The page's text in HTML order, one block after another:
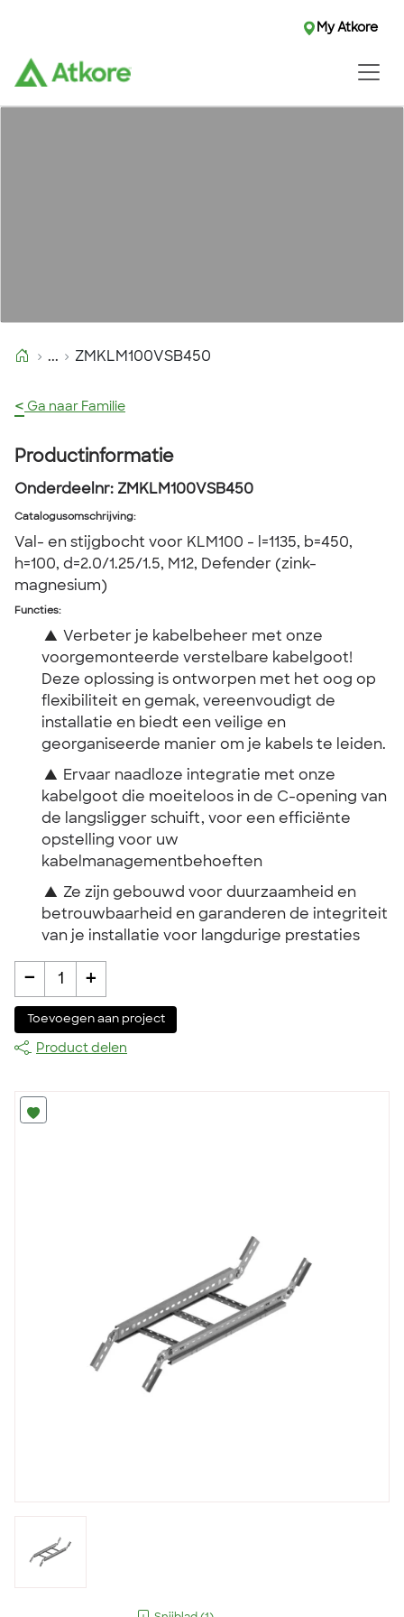
My Atkore
... ZMKLM100VSB450
< Ga naar Familie
Productinformatie
Onderdeelnr: ZMKLM100VSB450
Catalogusomschrijving:
Val- en stijgbocht voor KLM100 - l=1135, b=450,
h=100, d=2.0/1.25/1.5, M12, Defender (zink-
magnesium)
Functies:
▲ Verbeter je kabelbeheer met onze
voorgemonteerde verstelbare kabelgoot!
Deze oplossing is ontworpen met het oog op
flexibiliteit en gemak, vereenvoudigt de
installatie en biedt een veilige en
georganiseerde manier om je kabels te leiden.
▲ Ervaar naadloze integratie met onze
kabelgoot die moeiteloos in de C-opening van
de langsligger schuift, voor een efficiënte
opstelling voor uw
kabelmanagementbehoeften
▲ Ze zijn gebouwd voor duurzaamheid en
betrouwbaarheid en garanderen de integriteit
van je installatie voor langdurige prestaties
- 1 +
Toevoegen aan project
Product delen